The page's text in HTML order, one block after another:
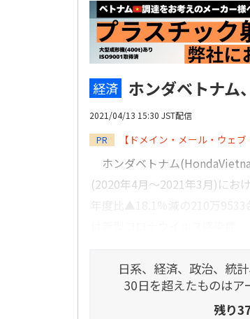
経済 ホンダベトナ
2021/04/13 15:30 JST配信
PR 【ドメイン・メール・ウェ
ホンダベトナム
(2020年4月～2021年3月)にお
日系、経済、政治、統
30日を超えたものはア
残り